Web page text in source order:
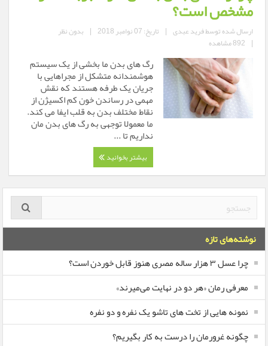
مشخص است؟
ارسال شده توسطفرید عبدی | تاریخ: 07 نوامبر 2018 | بدون نظر
| 892 مشاهده
رگ های بدن ما بخشی از یک سیستم
هوشمندانه متشکل از مجراهایی با
جریان یک طرفه هستند که نقش
مهمی در رساندن خون کم اکسیژن از
نقاط مختلف بدن به قلب ایفا می کند.
ما معمولا توجهی به رگ های بدن مان
نداریم تا ...
بیشتر بخوانید
نوشته‌های تازه
چرا عسل ۳ هزار ساله‌ مصری هنوز قابل خوردن است؟
معرفی رمان «هر دو در نهایت می‌میرند»
نمونه هایی از تخت های تاشو یک نفره و دو نفره
چگونه غرورمان را درست به کار بگیریم؟